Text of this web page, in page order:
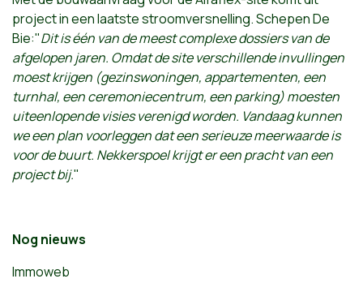
project in een laatste stroomversnelling. Schepen De
Bie:"Dit is één van de meest complexe dossiers van de
afgelopen jaren. Omdat de site verschillende invullingen
moest krijgen (gezinswoningen, appartementen, een
turnhal, een ceremoniecentrum, een parking) moesten
uiteenlopende visies verenigd worden. Vandaag kunnen
we een plan voorleggen dat een serieuze meerwaarde is
voor de buurt. Nekkerspoel krijgt er een pracht van een
project bij."
Nog nieuws
Immoweb